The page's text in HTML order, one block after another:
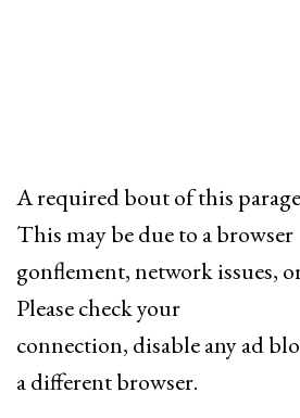
A required bout of this
This may be due to a browser
gonflement, network issues,
Please check your
connection, disable any ad
a different browser.